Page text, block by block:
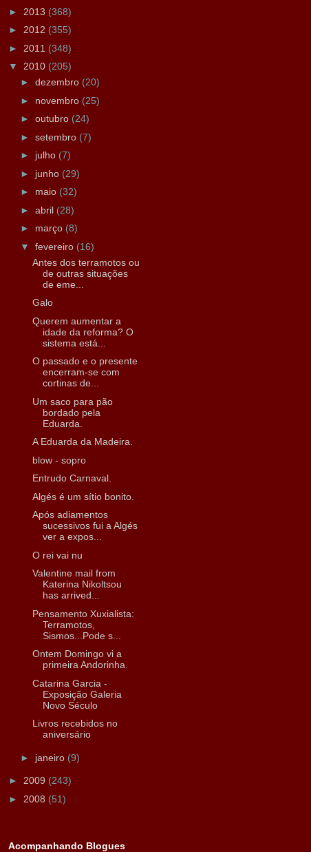
► 2013 (368)
► 2012 (355)
► 2011 (348)
▼ 2010 (205)
► dezembro (20)
► novembro (25)
► outubro (24)
► setembro (7)
► julho (7)
► junho (29)
► maio (32)
► abril (28)
► março (8)
▼ fevereiro (16)
Antes dos terramotos ou
de outras situações
de eme...
Galo
Querem aumentar a
idade da reforma? O
sistema está...
O passado e o presente
encerram-se com
cortinas de...
Um saco para pão
bordado pela
Eduarda.
A Eduarda da Madeira.
blow - sopro
Entrudo Carnaval.
Algés é um sítio bonito.
Após adiamentos
sucessivos fui a Algés
ver a expos...
O rei vai nu
Valentine mail from
Katerina Nikoltsou
has arrived...
Pensamento Xuxialista:
Terramotos,
Sismos...Pode s...
Ontem Domingo vi a
primeira Andorinha.
Catarina Garcia -
Exposição Galeria
Novo Século
Livros recebidos no
aniversário
► janeiro (9)
► 2009 (243)
► 2008 (51)
Acompanhando Blogues